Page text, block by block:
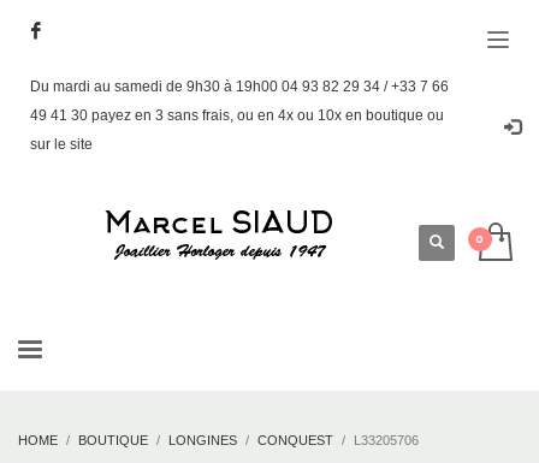
Du mardi au samedi de 9h30 à 19h00 04 93 82 29 34 / +33 7 66
49 41 30 payez en 3 sans frais, ou en 4x ou 10x en boutique ou
sur le site
HOME BOUTIQUE LONGINES CONQUEST L33205706